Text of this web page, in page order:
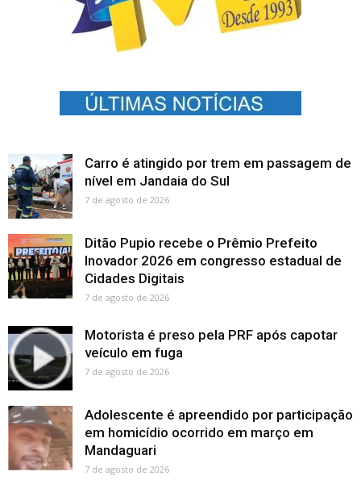
Carro é atingido por trem em passagem de
nível em Jandaia do Sul
7 de agosto de 2026
Ditão Pupio recebe o Prêmio Prefeito
Inovador 2026 em congresso estadual de
Cidades Digitais
7 de agosto de 2026
Motorista é preso pela PRF após capotar
veículo em fuga
7 de agosto de 2026
Adolescente é apreendido por participação
em homicídio ocorrido em março em
Mandaguari
7 de agosto de 2026